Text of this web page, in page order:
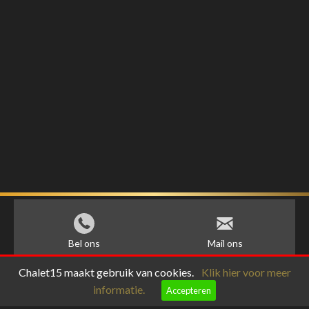
Bel ons Mail ons
Chalet15 maakt gebruik van cookies.
Klik hier voor meer
informatie.
Accepteren